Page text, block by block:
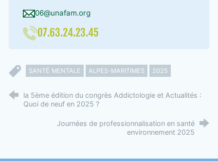
06@unafam.org
07.63.24.23.45
SANTÉ MENTALE ALPES-MARITIMES 2025
la 5ème édition du congrès Addictologie et Actualités :
Quoi de neuf en 2025 ?
Journées de professionnalisation en santé
environnement 2025